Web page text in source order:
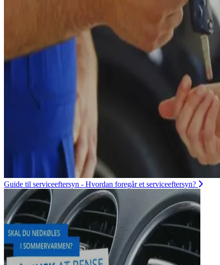
Guide til serviceeftersyn - Hvordan foregår et serviceeftersyn?